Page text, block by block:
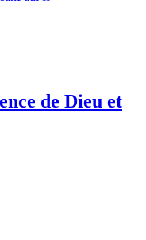
de Dieu et